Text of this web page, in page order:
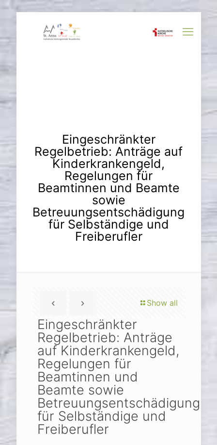
Eingeschränkter
Regelbetrieb: Anträge auf
Kinderkrankengeld,
Regelungen für
Beamtinnen und Beamte
sowie
Betreuungsentschädigung
für Selbständige und
Freiberufler
Show all
Eingeschränkter
Regelbetrieb: Anträge
auf Kinderkrankengeld,
Regelungen für
Beamtinnen und
Beamte sowie
Betreuungsentschädigung
für Selbständige und
Freiberufler